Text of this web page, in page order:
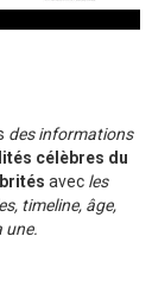
des informations
célèbres du
avec les
timeline, âge,
une.